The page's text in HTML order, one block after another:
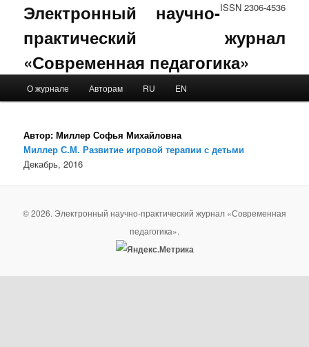
ISSN 2306-4536
Электронный научно-
практический журнал
«Современная педагогика»
Skip to primary content
Skip to secondary content
О журнале Авторам RU EN
Автор: Миллер Софья Михайловна
Миллер С.М. Развитие игровой терапии с детьми
Декабрь, 2016
© 2026. Электронный научно-практический журнал «Современная
педагогика».